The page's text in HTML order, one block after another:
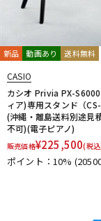
新品 動画あり 送料無料
CASIO
カシオ Privia PX-
ィア)専用スタンド（
(沖縄・離島送料別途見
不可)(電子ピアノ)
販売価格¥225,500(税
ポイント：10%